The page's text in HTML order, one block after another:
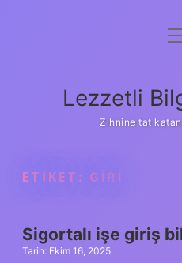
Yasal
Lezzetli
Zihnine tat
ETIKET: GIRI
Sigortalı işe giriş
Tarih: Ekim 16, 2025